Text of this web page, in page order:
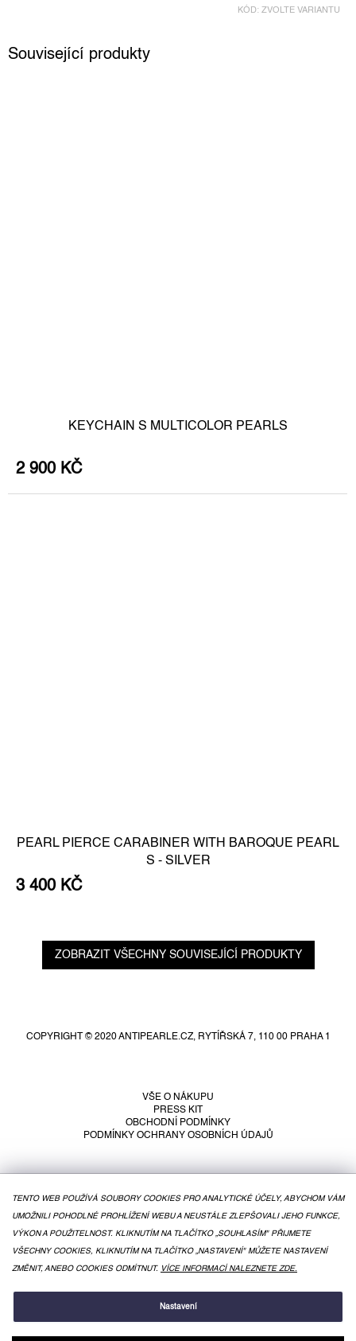
TENTO WEB POUŽÍVÁ SOUBORY COOKIES PRO ANALYTICKÉ ÚČELY, ABYCHOM VÁM
UMOŽNILI POHODLNÉ PROHLÍŽENÍ WEBU A NEUSTÁLE ZLEPŠOVALI JEHO FUNKCE,
VÝKON A POUŽITELNOST. KLIKNUTÍM NA TLAČÍTKO „SOUHLASÍM" PŘIJMETE
VŠECHNY COOKIES, KLIKNUTÍM NA TLAČÍTKO „NASTAVENÍ" MŮŽETE NASTAVENÍ
ZMĚNIT, ANEBO COOKIES ODMÍTNUT. VÍCE INFORMACÍ NALEZNETE ZDE.
Nastavení
KÓD: ZVOLTE VARIANTU
Související produkty
KEYCHAIN S MULTICOLOR PEARLS
2 900 KČ
PEARL PIERCE CARABINER WITH BAROQUE PEARL
S - SILVER
3 400 KČ
ZOBRAZIT VŠECHNY SOUVISEJÍCÍ PRODUKTY
COPYRIGHT © 2020 ANTIPEARLE.CZ, RYTÍŘSKÁ 7, 110 00 PRAHA 1
VŠE O NÁKUPU
PRESS KIT
OBCHODNÍ PODMÍNKY
PODMÍNKY OCHRANY OSOBNÍCH ÚDAJŮ
VYTVOŘIL SHOPTET